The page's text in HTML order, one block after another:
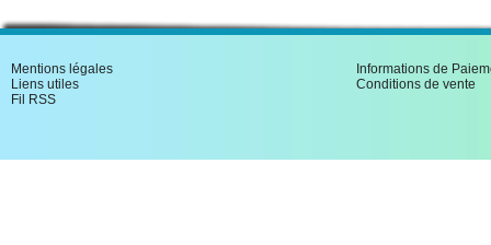
Mentions légales
Liens utiles
Fil RSS
Informations de
Conditions de vente